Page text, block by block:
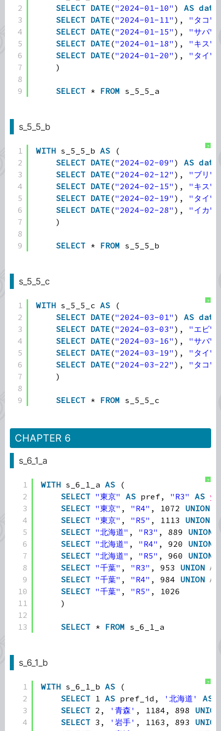
2
3
4
5
6
7
8
9
SELECT DATE ("2024-01-10" ) AS date
SELECT DATE ("2024-01-11" ), "タコ"
SELECT DATE ("2024-01-15" ), "サバ"
SELECT DATE ("2024-01-18" ), "キス"
SELECT DATE ("2024-01-20" ), "タイ"
)
SELECT * FROM s_5_5_a
s_5_5_b
?
1
2
3
4
5
6
7
8
9
WITH s_5_5_b AS
(
SELECT DATE ("2024-02-09" ) AS date
SELECT DATE ("2024-02-12" ), "ブリ"
SELECT DATE ("2024-02-15" ), "キス"
SELECT DATE ("2024-02-19" ), "タイ"
SELECT DATE ("2024-02-28" ), "イカ"
)
SELECT * FROM s_5_5_b
s_5_5_c
?
1
2
3
4
5
6
7
8
9
WITH s_5_5_c AS
(
SELECT DATE ("2024-03-01" ) AS date
SELECT DATE ("2024-03-03" ), "エビ"
SELECT DATE ("2024-03-16" ), "サバ"
SELECT DATE ("2024-03-19" ), "タイ"
SELECT DATE ("2024-03-22" ), "タコ"
)
SELECT * FROM s_5_5_c
CHAPTER 6
s_6_1_a
?
1
2
3
4
5
6
7
8
9
10
11
12
13
WITH s_6_1_a AS
(
SELECT "東京" AS pref, "R3" AS
SELECT "東京" , "R4" , 1072 UNION
SELECT "東京" , "R5" , 1113 UNION
SELECT "北海道" , "R3" , 889 UNION
SELECT "北海道" , "R4" , 920 UNION
SELECT "北海道" , "R5" , 960 UNION
SELECT "千葉" , "R3" , 953 UNION
SELECT "千葉" , "R4" , 984 UNION
SELECT "千葉" , "R5" , 1026
)
SELECT * FROM s_6_1_a
s_6_1_b
?
1
2
3
4
WITH s_6_1_b AS
(
SELECT 1 AS pref_id, '北海道' AS
SELECT 2, '青森' , 1184, 898 UNION
SELECT 3, '岩手' , 1163, 893 UNION